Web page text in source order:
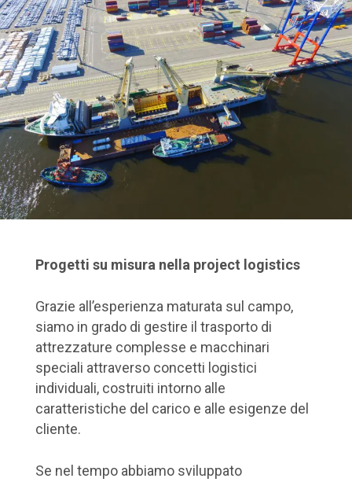
Progetti su misura nella project logistics
Grazie all’esperienza maturata sul campo,
siamo in grado di gestire il trasporto di
attrezzature complesse e macchinari
speciali attraverso concetti logistici
individuali, costruiti intorno alle
caratteristiche del carico e alle esigenze del
cliente.
Se nel tempo abbiamo sviluppato